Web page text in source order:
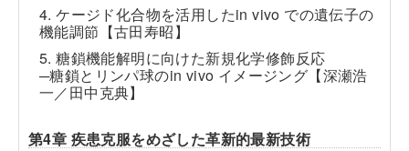
4. ケージド化合物を活用したin vivo での遺伝子の
機能調節【古田寿昭】
5. 糖鎖機能解明に向けた新規化学修飾反応
─糖鎖とリンパ球のin vivo イメージング【深瀬浩
一／田中克典】
第4章 疾患克服をめざした革新的最新技術